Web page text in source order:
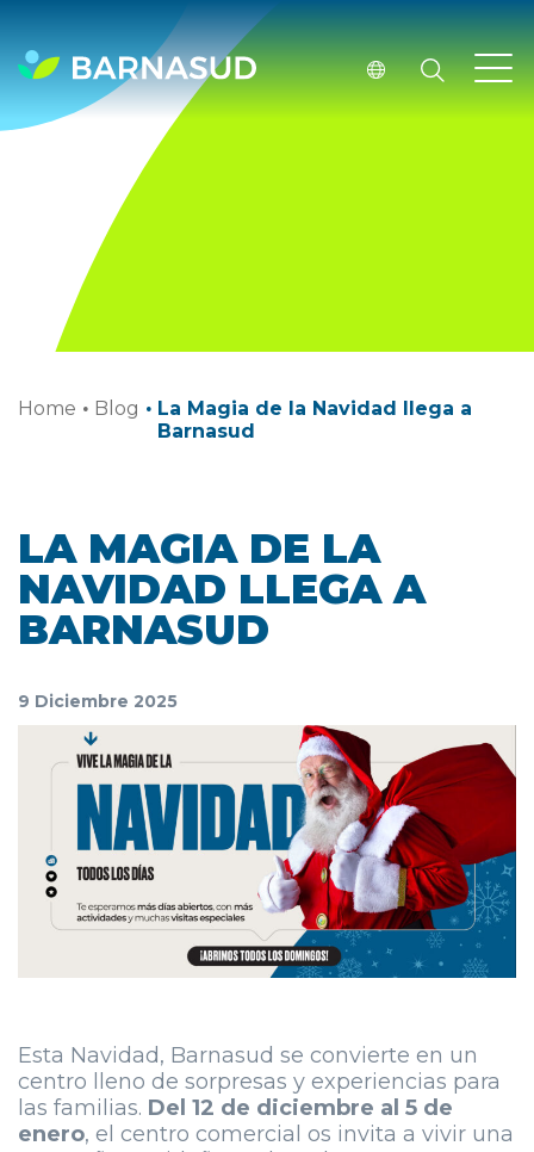
Home · Blog · La Magia de la Navidad llega a
Barnasud
LA MAGIA DE LA
NAVIDAD LLEGA A
BARNASUD
9 Diciembre 2025
Esta Navidad, Barnasud se convierte en un
centro lleno de sorpresas y experiencias para
las familias. Del 12 de diciembre al 5 de
enero, el centro comercial os invita a vivir una